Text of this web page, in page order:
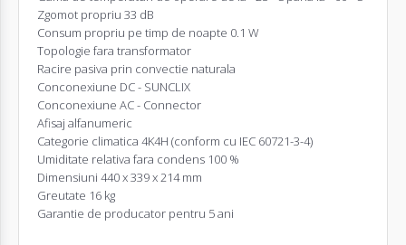
Zgomot propriu 33 dB
Consum propriu pe timp de noapte 0.1 W
Topologie fara transformator
Racire pasiva prin convectie naturala
Conconexiune DC - SUNCLIX
Conconexiune AC - Connector
Afisaj alfanumeric
Categorie climatica 4K4H (conform cu IEC 60721-3-4)
Umiditate relativa fara condens 100 %
Dimensiuni 440 x 339 x 214 mm
Greutate 16 kg
Garantie de producator pentru 5 ani